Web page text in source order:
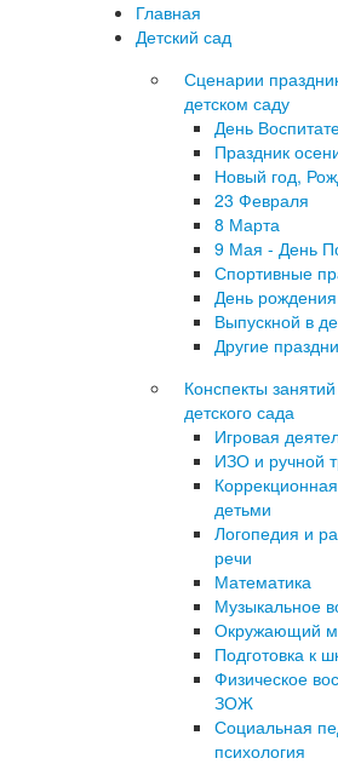
Главная
Детский сад
Сценарии
детском саду
День
Праздник
Новый год,
23 Февраля
8 Марта
9 Мая - День
Спортивные
День рождения
Выпускной в
Другие
Конспекты
детского сада
Игровая
ИЗО и ручной
детьми
Логопедия и
речи
Математика
Музыкальное
Окружающий
Подготовка к
Физическое
ЗОЖ
Социальная
психология